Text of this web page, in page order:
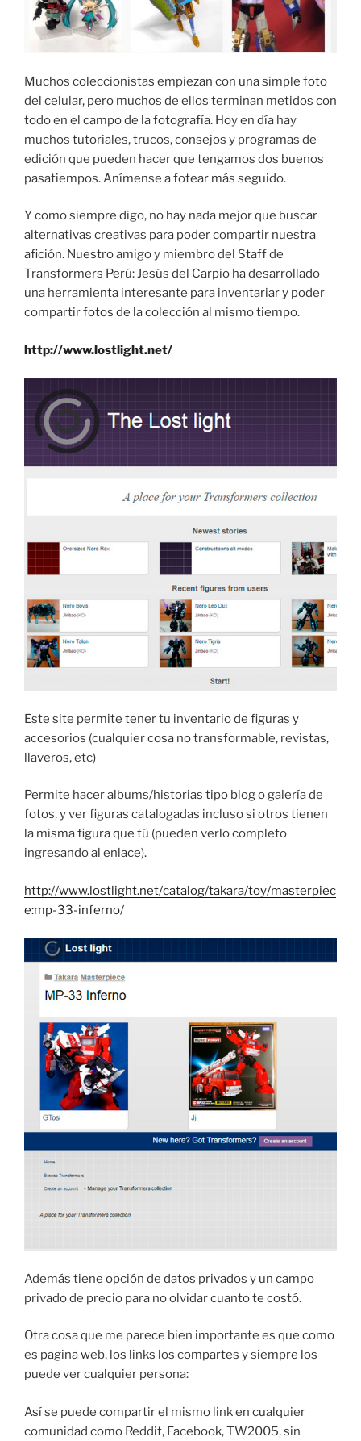
Muchos coleccionistas empiezan con una simple foto
del celular, pero muchos de ellos terminan metidos con
todo en el campo de la fotografía. Hoy en día hay
muchos tutoriales, trucos, consejos y programas de
edición que pueden hacer que tengamos dos buenos
pasatiempos. Anímense a fotear más seguido.
Y como siempre digo, no hay nada mejor que buscar
alternativas creativas para poder compartir nuestra
afición. Nuestro amigo y miembro del Staff de
Transformers Perú: Jesús del Carpio ha desarrollado
una herramienta interesante para inventariar y poder
compartir fotos de la colección al mismo tiempo.
http://www.lostlight.net/
Este site permite tener tu inventario de figuras y
accesorios (cualquier cosa no transformable, revistas,
llaveros, etc)
Permite hacer albums/historias tipo blog o galería de
fotos, y ver figuras catalogadas incluso si otros tienen
la misma figura que tú (pueden verlo completo
ingresando al enlace).
http://www.lostlight.net/catalog/takara/toy/masterpiec
e:mp-33-inferno/
Además tiene opción de datos privados y un campo
privado de precio para no olvidar cuanto te costó.
Otra cosa que me parece bien importante es que como
es pagina web, los links los compartes y siempre los
puede ver cualquier persona:
Así se puede compartir el mismo link en cualquier
comunidad como Reddit, Facebook, TW2005, sin